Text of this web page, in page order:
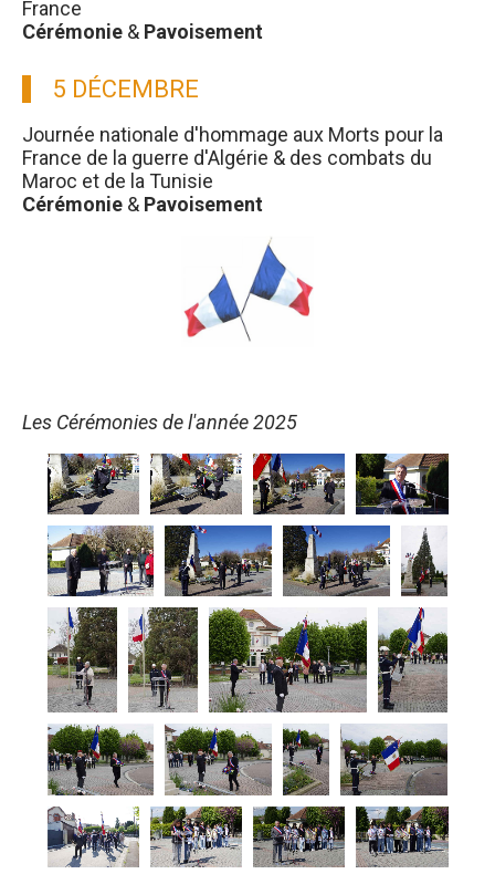
France
Cérémonie & Pavoisement
5 DÉCEMBRE
Journée nationale d'hommage aux Morts pour la
France de la guerre d'Algérie & des combats du
Maroc et de la Tunisie
Cérémonie & Pavoisement
Les Cérémonies de l'année 2025